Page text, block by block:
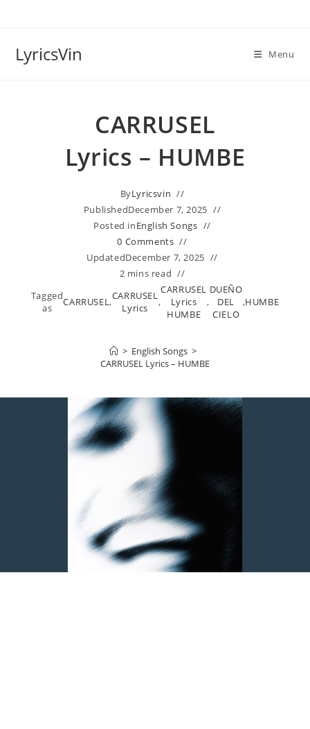
LyricsVin Menu
CARRUSEL
Lyrics – HUMBE
ByLyricsvin
PublishedDecember 7, 2025
Posted inEnglish Songs
0 Comments
UpdatedDecember 7, 2025
2 mins read
Tagged
as
CARRUSEL,CARRUSEL
Lyrics
,
CARRUSEL
Lyrics
HUMBE
,
DUEÑO
DEL
CIELO
,HUMBE
> English Songs >
CARRUSEL Lyrics – HUMBE